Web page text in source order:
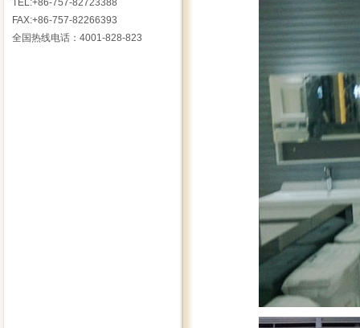
TEL:+86-757-82723388
FAX:+86-757-82266393
全国热线电话：4001-828-823